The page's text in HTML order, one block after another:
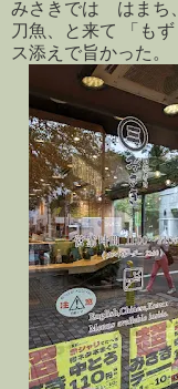
みさきでは はまち
刀魚、と来て 「も
ス添えで旨かった。